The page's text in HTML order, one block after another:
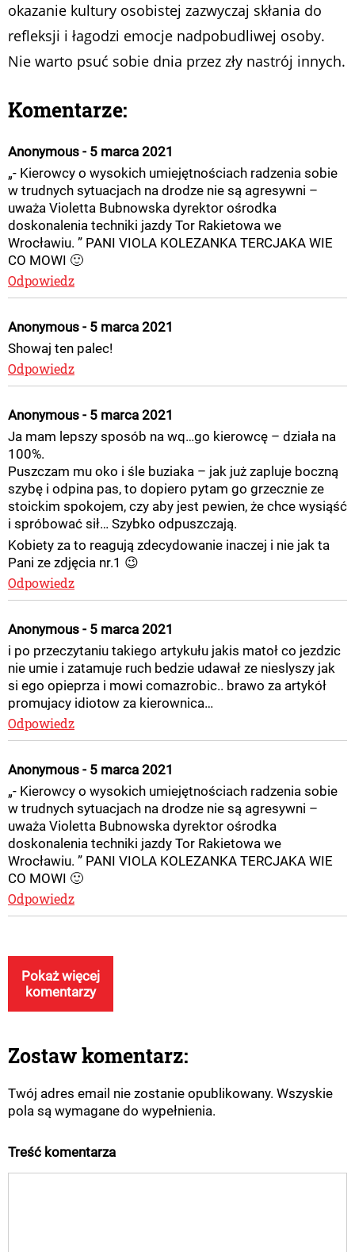
okazanie kultury osobistej zazwyczaj skłania do
refleksji i łagodzi emocje nadpobudliwej osoby.
Nie warto psuć sobie dnia przez zły nastrój innych.
Komentarze:
Anonymous - 5 marca 2021
„- Kierowcy o wysokich umiejętnościach radzenia sobie
w trudnych sytuacjach na drodze nie są agresywni –
uważa Violetta Bubnowska dyrektor ośrodka
doskonalenia techniki jazdy Tor Rakietowa we
Wrocławiu. ” PANI VIOLA KOLEZANKA TERCJAKA WIE
CO MOWI 🙂
Odpowiedz
Anonymous - 5 marca 2021
Showaj ten palec!
Odpowiedz
Anonymous - 5 marca 2021
Ja mam lepszy sposób na wq…go kierowcę – działa na
100%.
Puszczam mu oko i śle buziaka – jak już zapluje boczną
szybę i odpina pas, to dopiero pytam go grzecznie ze
stoickim spokojem, czy aby jest pewien, że chce wysiąść
i spróbować sił… Szybko odpuszczają.
Kobiety za to reagują zdecydowanie inaczej i nie jak ta
Pani ze zdjęcia nr.1 😉
Odpowiedz
Anonymous - 5 marca 2021
i po przeczytaniu takiego artykułu jakis matoł co jezdzic
nie umie i zatamuje ruch bedzie udawał ze nieslyszy jak
si ego opieprza i mowi comazrobic.. brawo za artykół
promujacy idiotow za kierownica…
Odpowiedz
Anonymous - 5 marca 2021
„- Kierowcy o wysokich umiejętnościach radzenia sobie
w trudnych sytuacjach na drodze nie są agresywni –
uważa Violetta Bubnowska dyrektor ośrodka
doskonalenia techniki jazdy Tor Rakietowa we
Wrocławiu. ” PANI VIOLA KOLEZANKA TERCJAKA WIE
CO MOWI 🙂
Odpowiedz
Pokaż więcej
komentarzy
Zostaw komentarz:
Twój adres email nie zostanie opublikowany. Wszyskie
pola są wymagane do wypełnienia.
Treść komentarza